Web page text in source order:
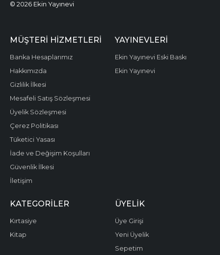
© 2026 Ekin Yayınevi
MÜŞTERI HIZMETLERI
Banka Hesaplarımız
Hakkımızda
Gizlilik İlkesi
Mesafeli Satış Sözleşmesi
Üyelik Sözleşmesi
Çerez Politikası
Tüketici Yasası
İade ve Değişim Koşulları
Güvenlik İlkesi
İletişim
YAYINEVLERI
Ekin Yayınevi Eski Baskı
Ekin Yayınevi
KATEGORILER
Kırtasiye
Kitap
ÜYELIK
Üye Girişi
Yeni Üyelik
Sepetim